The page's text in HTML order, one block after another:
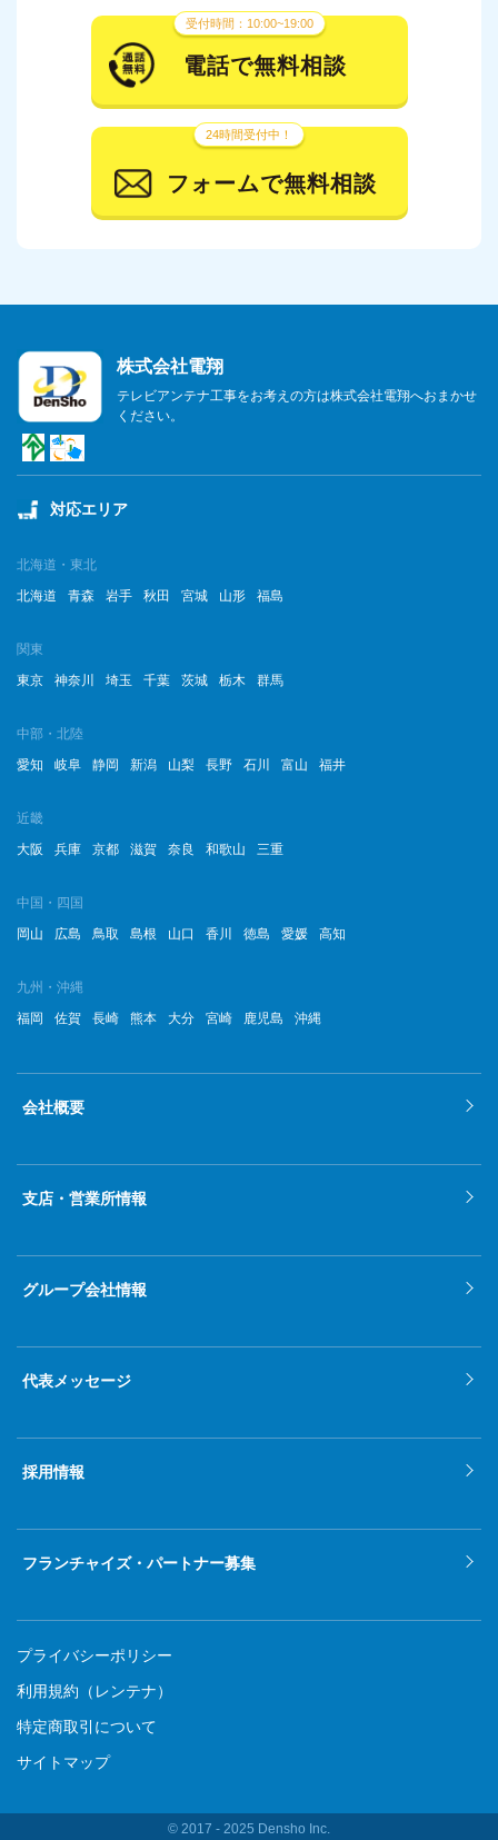
受付時間：10:00~19:00
電話で無料相談
24時間受付中！
フォームで無料相談
株式会社電翔
テレビアンテナ工事をお考えの方は株式会社電翔へおまかせ
ください。
対応エリア
北海道・東北
北海道
青森 岩手 秋田 宮城 山形 福島
関東
東京
神奈川 埼玉 千葉 茨城 栃木 群馬
中部・北陸
愛知
岐阜 静岡 新潟 山梨 長野 石川 富山 福井
近畿
大阪
兵庫 京都 滋賀 奈良 和歌山 三重
中国・四国
岡山
広島 鳥取 島根 山口 香川 徳島 愛媛 高知
九州・沖縄
福岡
佐賀 長崎 熊本 大分 宮崎 鹿児島 沖縄
会社概要
支店・営業所情報
グループ会社情報
代表メッセージ
採用情報
フランチャイズ・パートナー募集
プライバシーポリシー
利用規約（レンテナ）
特定商取引について
サイトマップ
© 2017 ‐ 2025 Densho Inc.